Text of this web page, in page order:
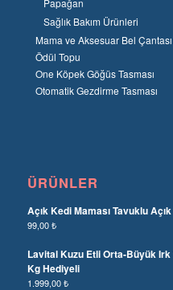
Sağlık Bakım Ürünleri
Mama ve Aksesuar Bel Çantası
Ödül Topu
One Köpek Göğüs Tasması
Otomatik Gezdirme Tasması
ÜRÜNLER
Açık Kedi Maması Tavuklu
99,00₺
Lavital Kuzu Etli Orta-Büyük Irk
Kg Hediyeli
1.999,00₺